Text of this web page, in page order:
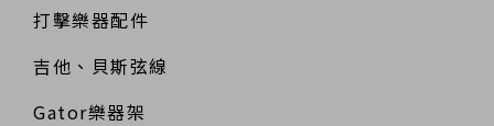
打擊樂器配件
吉他、貝斯弦線
Gator樂器架